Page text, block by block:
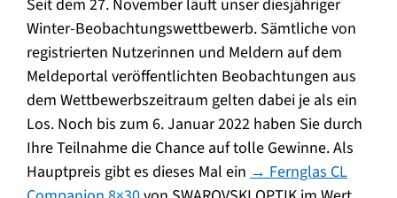
Seit dem 27. November läuft unser diesjähriger
Winter-Beobachtungswettbewerb. Sämtliche von
registrierten Nutzerinnen und Meldern auf dem
Meldeportal veröffentlichten Beobachtungen aus
dem Wettbewerbszeitraum gelten dabei je als ein
Los. Noch bis zum 6. Januar 2022 haben Sie durch
Ihre Teilnahme die Chance auf tolle Gewinne. Als
Hauptpreis gibt es dieses Mal ein → Fernglas CL